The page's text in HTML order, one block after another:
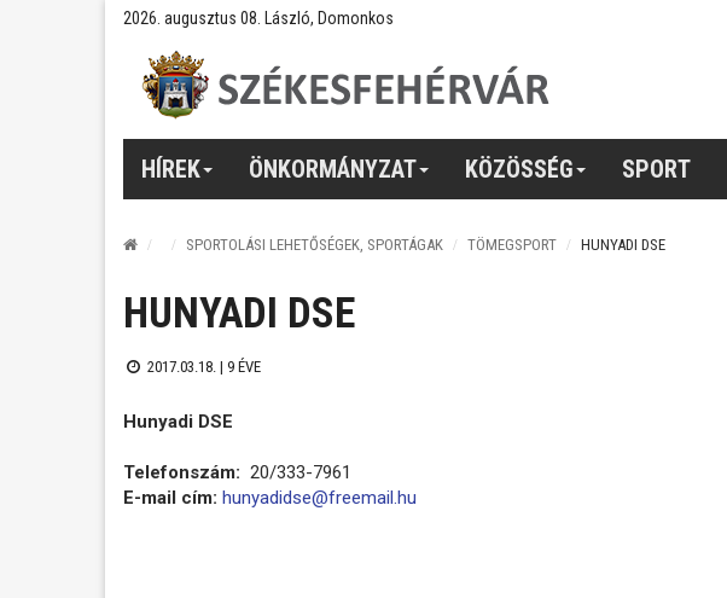
2026. augusztus 08. László, Domonkos
HÍREK ÖNKORMÁNYZAT KÖZÖSSÉG SPORT
SPORTOLÁSI LEHETŐSÉGEK, SPORTÁGAK TÖMEGSPORT HUNYADI DSE
HUNYADI DSE
2017.03.18. | 9 ÉVE
Hunyadi DSE
Telefonszám: 20/333-7961
E-mail cím: hunyadidse@freemail.hu